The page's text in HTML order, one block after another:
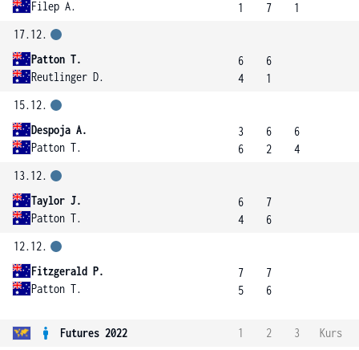
Filep A.
1
7
1
17.12.
Patton T.
Reutlinger D.
6
4
6
1
15.12.
Despoja A.
Patton T.
3
6
6
2
6
4
13.12.
Taylor J.
Patton T.
6
4
7
6
12.12.
Fitzgerald P.
Patton T.
7
5
7
6
Futures 2022 1 2 3
Kurs